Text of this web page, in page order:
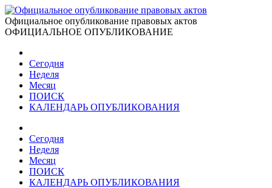
Официальное опубликование правовых актов
ОФИЦИАЛЬНОЕ ОПУБЛИКОВАНИЕ
Сегодня
Неделя
Месяц
ПОИСК
КАЛЕНДАРЬ ОПУБЛИКОВАНИЯ
Сегодня
Неделя
Месяц
ПОИСК
КАЛЕНДАРЬ ОПУБЛИКОВАНИЯ